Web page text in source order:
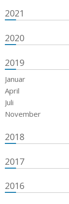
2021
2020
2019
Januar
April
Juli
November
2018
2017
2016